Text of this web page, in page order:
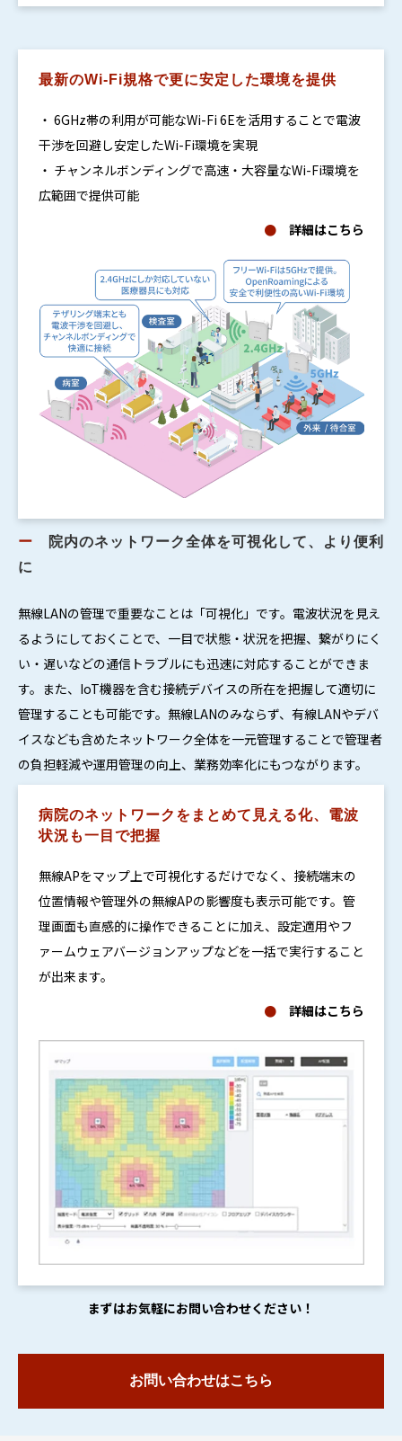
最新のWi-Fi規格で更に安定した環境を提供
・ 6GHz帯の利用が可能なWi-Fi 6Eを活用することで電波
干渉を回避し安定したWi-Fi環境を実現
・ チャンネルボンディングで高速・大容量なWi-Fi環境を
広範囲で提供可能
●詳細はこちら
ー 院内のネットワーク全体を可視化して、より便利
に
無線LANの管理で重要なことは「可視化」です。電波状況を見え
るようにしておくことで、一目で状態・状況を把握、繋がりにく
い・遅いなどの通信トラブルにも迅速に対応することができま
す。また、IoT機器を含む接続デバイスの所在を把握して適切に
管理することも可能です。無線LANのみならず、有線LANやデバ
イスなども含めたネットワーク全体を一元管理することで管理者
の負担軽減や運用管理の向上、業務効率化にもつながります。
病院のネットワークをまとめて見える化、電波
状況も一目で把握
無線APをマップ上で可視化するだけでなく、接続端末の
位置情報や管理外の無線APの影響度も表示可能です。管
理画面も直感的に操作できることに加え、設定適用やフ
ァームウェアバージョンアップなどを一括で実行すること
が出来ます。
●詳細はこちら
まずはお気軽にお問い合わせください！
お問い合わせはこちら